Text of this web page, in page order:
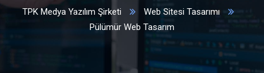
TPK Medya Yazılım Şirketi
Web Sitesi Tasarımı
Pülümür Web Tasarım